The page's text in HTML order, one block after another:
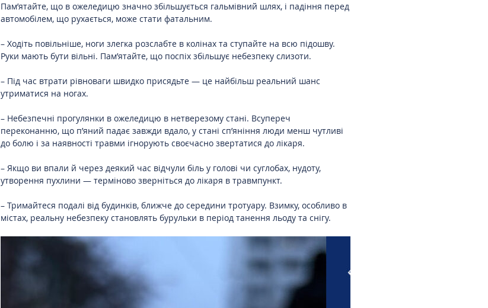
Пам’ятайте, що в ожеледицю значно збільшується гальмівний шлях, і падіння перед
автомобілем, що рухається, може стати фатальним.
– Ходіть повільніше, ноги злегка розслабте в колінах та ступайте на всю підошву.
Руки мають бути вільні. Пам’ятайте, що поспіх збільшує небезпеку слизоти.
– Під час втрати рівноваги швидко присядьте — це найбільш реальний шанс
утриматися на ногах.
– Небезпечні прогулянки в ожеледицю в нетверезому стані. Всупереч
переконанню, що п’яний падає завжди вдало, у стані сп’яніння люди менш чутливі
до болю і за наявності травми ігнорують своєчасно звертатися до лікаря.
– Якщо ви впали й через деякий час відчули біль у голові чи суглобах, нудоту,
утворення пухлини — терміново зверніться до лікаря в травмпункт.
– Тримайтеся подалі від будинків, ближче до середини тротуару. Взимку, особливо в
містах, реальну небезпеку становлять бурульки в період танення льоду та снігу.